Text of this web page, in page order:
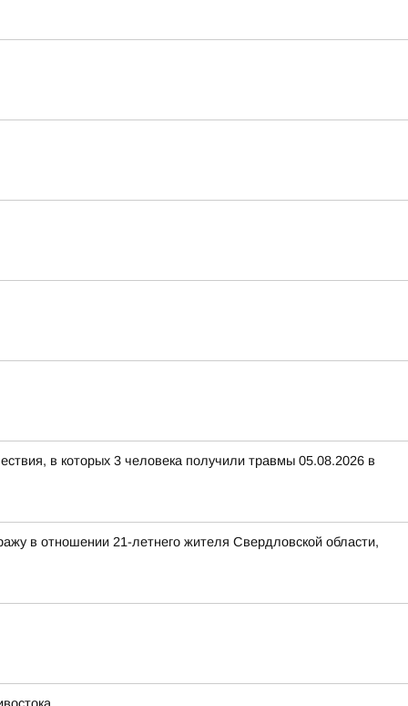
в которых 3 человека получили травмы 05.08.2026 в
в отношении 21-летнего жителя Свердловской области,